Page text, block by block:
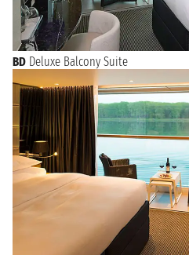
mercoledì 9 settembre 2026
n.d.
BD Deluxe Balcony Suite